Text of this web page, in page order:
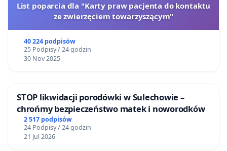
List poparcia dla "Karty praw pacjenta do kontaktu
ze zwierzęciem towarzyszącym"
40 224 podpisów
25 Podpisy / 24 godzin
30 Nov 2025
STOP likwidacji porodówki w Sulechowie –
chrońmy bezpieczeństwo matek i noworodków
2 517 podpisów
24 Podpisy / 24 godzin
21 Jul 2026